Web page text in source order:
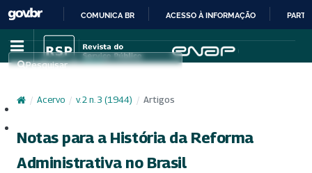
IR
PARA
CONTEÚDO
COMUNICA BR ACESSO À INFORMAÇÃO
Pesquisar
/ Acervo / v. 2 n. 3 (1944) / Artigos
Notas para a História da Reforma
Administrativa no Brasil